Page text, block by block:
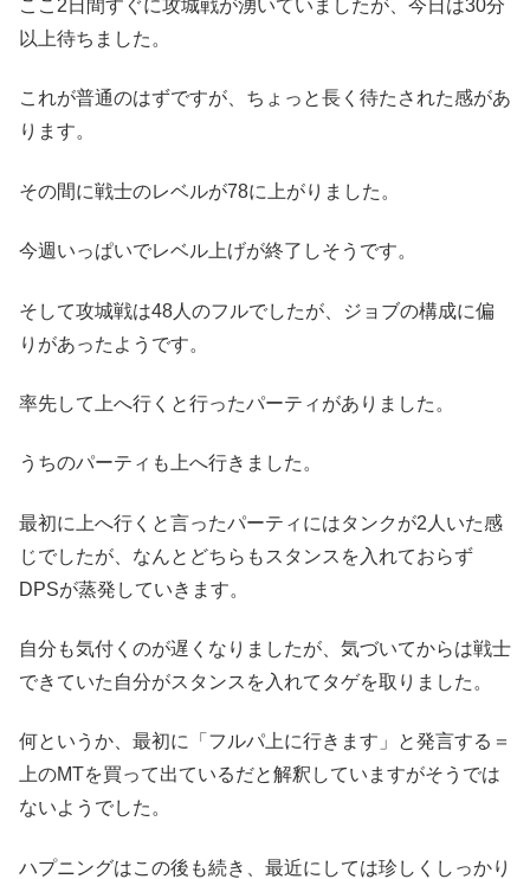
ここ2日間すぐに攻城戦が湧いていましたが、今日は30分
以上待ちました。
これが普通のはずですが、ちょっと長く待たされた感があ
ります。
その間に戦士のレベルが78に上がりました。
今週いっぱいでレベル上げが終了しそうです。
そして攻城戦は48人のフルでしたが、ジョブの構成に偏
りがあったようです。
率先して上へ行くと行ったパーティがありました。
うちのパーティも上へ行きました。
最初に上へ行くと言ったパーティにはタンクが2人いた感
じでしたが、なんとどちらもスタンスを入れておらず
DPSが蒸発していきます。
自分も気付くのが遅くなりましたが、気づいてからは戦士
できていた自分がスタンスを入れてタゲを取りました。
何というか、最初に「フルパ上に行きます」と発言する＝
上のMTを買って出ているだと解釈していますがそうでは
ないようでした。
ハプニングはこの後も続き、最近にしては珍しくしっかり